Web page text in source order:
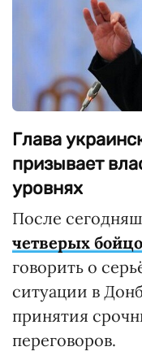
Глава
призывает
уровнях
После
четверых
говорить о
ситуации в
принятия
переговоров.